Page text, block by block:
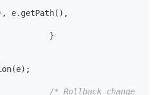
e.getPath(),
/* Rollback change